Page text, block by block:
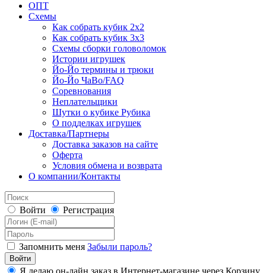
ОПТ
Схемы
Как собрать кубик 2х2
Как собрать кубик 3х3
Схемы сборки головоломок
Истории игрушек
Йо-Йо термины и трюки
Йо-Йо ЧаВо/FAQ
Соревнования
Неплательщики
Шутки о кубике Рубика
О подделках игрушек
Доставка/Партнеры
Доставка заказов на сайте
Оферта
Условия обмена и возврата
О компании/Контакты
Войти Регистрация
Запомнить меня Забыли пароль?